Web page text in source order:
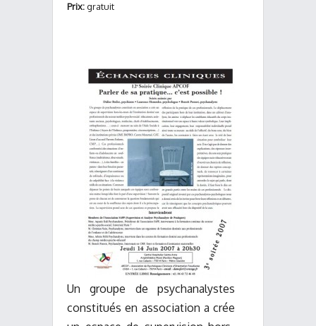
Prix:gratuit
Un groupe de psychanalystes
constitués en association a crée